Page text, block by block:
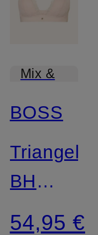
Mix &
BOSS
Triangel-
BH
54,95 €